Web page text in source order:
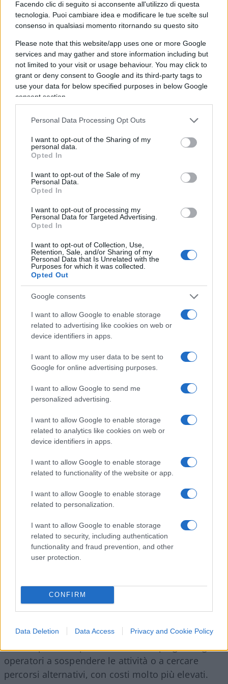
Facendo clic di seguito si acconsente all'utilizzo di questa
tecnologia. Puoi cambiare idea e modificare le tue scelte sul
consenso in qualsiasi momento ritornando su questo sito
Please note that this website/app uses one or more Google
services and may gather and store information including but
not limited to your visit or usage behaviour. You may click to
grant or deny consent to Google and its third-party tags to
use your data for below specified purposes in below Google
consent section.
Personal Data Processing Opt Outs
I want to opt-out of the Sharing of my
personal data.
Opted In
I want to opt-out of the Sale of my
Personal Data.
Opted In
I want to opt-out of processing my
Personal Data for Targeted Advertising.
Opted In
I want to opt-out of Collection, Use,
Retention, Sale, and/or Sharing of my
Personal Data that Is Unrelated with the
Purposes for which it was collected.
Opted Out
Google consents
I want to allow Google to enable storage
related to advertising like cookies on web or
device identifiers in apps.
I want to allow my user data to be sent to
Google for online advertising purposes.
I want to allow Google to send me
personalized advertising.
I want to allow Google to enable storage
related to analytics like cookies on web or
device identifiers in apps.
I want to allow Google to enable storage
related to functionality of the website or app.
I want to allow Google to enable storage
related to personalization.
I want to allow Google to enable storage
related to security, including authentication
functionality and fraud prevention, and other
user protection.
CONFIRM
Data Deletion Data Access Privacy and Cookie Policy
mondiali. “Accogliamo con grande favore
l’annuncio di un prossimo e imminente cessate il
americano. Sosteniamo con convinzione questo
cruciale passo in avanti per la stabilità di tutto
il Medioriente, al quale abbiamo contribuito con
la missione a Beirut di lunedì scorso, mantenendo
un contatto costante con il presidente Aoun e il
ministro degli Esteri israeliano Saar”, ha scritto su
Tajani. “Il cessate il fuoco inLibano
è cruciale per
risolvere positivamente il negoziato sull’Iran e
portare rapidamente la pace in tutta la regione”.
Sulla stessa linea anche Giorgia Meloni:
Israele è un’eccellente notizia e mi congratulo
con i Governi libanese e israeliano per aver
raggiunto questo importante risultato
alla mediazione degli Stati Uniti. È ora
fondamentale che il cessate il fuoco sia
pienamente rispettato. Hezbollah, che ha la
responsabilità di aver dato il via a questo
conflitto, deve cessare ogni azione contro Israele
e rispettare le decisioni assunte dal Governo
libanese”.
La tregua tra i due paesi è ovviamente un passo in
avanti, anche nell’ottica di una conclusione del
conflitto nella regione “entro aprile” come
mondiale.Lo Stretto di Hormuz rappresenta
infatti uno snodo fondamentale per il
vi transita circa un quinto del petrolio mondiale.
Oggi, però, il traffico è drasticamente ridotto, con
petroliere ferme o costrette a deviare le rotte,
mentre molte compagnie evitano l’area per motivi
Secondo quanto riportato, Teheran ha
commerciali e ha già colpito diversi mercantili,
contribuendo a creareun clima di forte
hanno reso l’area una delle più pericolose al
operatori a sospendere le attività o a cercare
percorsi alternativi, con costi molto più elevati.